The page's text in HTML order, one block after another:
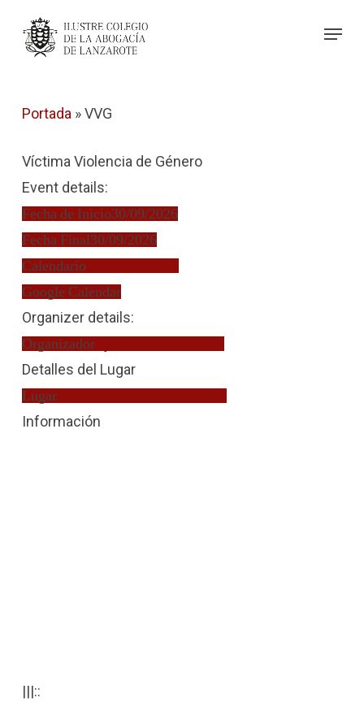
Menu
Portada »VVG
Víctima Violencia de Género
Event details:
Fecha de Inicio30/09/2026
Fecha Final30/09/2026
Calendario
Google Calendar
Organizer details:
OrganizadorAyoze Cabrera Martín
Detalles del Lugar
LugarVíctima Violencia de Género
Información
|||::